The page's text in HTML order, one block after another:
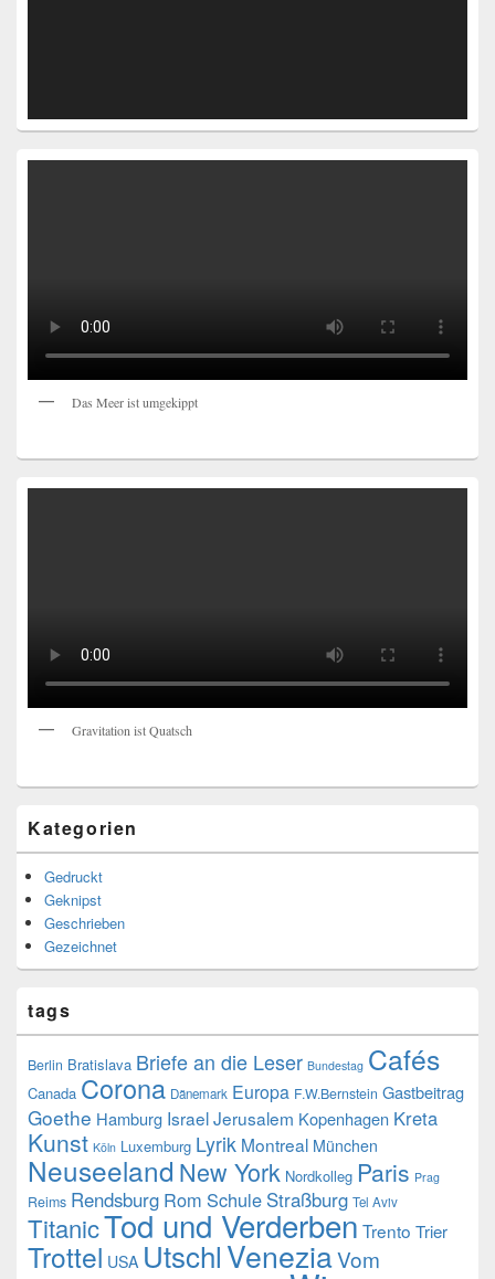
Das Meer ist umgekippt
Gravitation ist Quatsch
Kategorien
Gedruckt
Geknipst
Geschrieben
Gezeichnet
tags
Berlin Bratislava Briefe an die Leser Bundestag Cafés
Canada Corona Dänemark Europa F.W.Bernstein Gastbeitrag
Goethe Hamburg IsraelJerusalem Kopenhagen Kreta
Kunst Köln Luxemburg Lyrik Montreal München
Neuseeland New York Nordkolleg Paris Prag
Reims Rendsburg Rom Schule Straßburg Tel Aviv
TitanicTod und Verderben Trento Trier
Trottel USA UtschlVeneziaVom